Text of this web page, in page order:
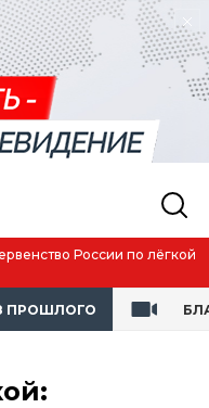
городов с наилучшим
ПРОШЛОГО